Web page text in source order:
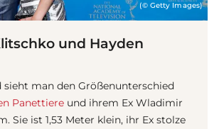
(© Getty Images)
und Hayden
sieht man den Größenunterschied
Panettiere und ihrem Ex Wladimir
Sie ist 1,53 Meter klein, ihr Ex stolze